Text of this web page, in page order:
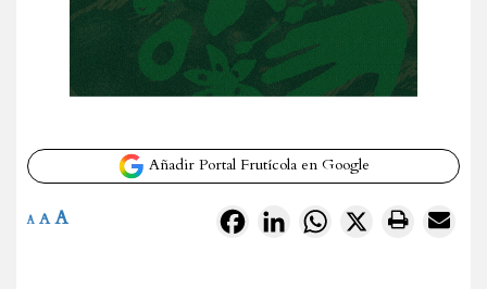
Añadir Portal Frutícola en Google
FacebookLinkedInWhatsApp
X
A A A